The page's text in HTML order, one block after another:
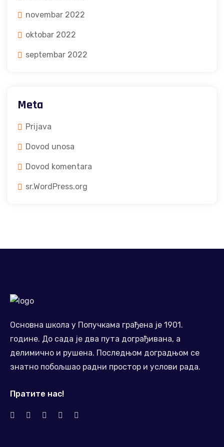
novembar 2022
oktobar 2022
septembar 2022
Meta
Prijava
Dovod unosa
Dovod komentara
sr.WordPress.org
Основна школа у Попучкама грађена је 1901.
године. До сада је два пута дограђивана, а
делимично и рушена. Последњом доградњом се
знатно побољшао радни простор и услови рада.
Пратите нас!